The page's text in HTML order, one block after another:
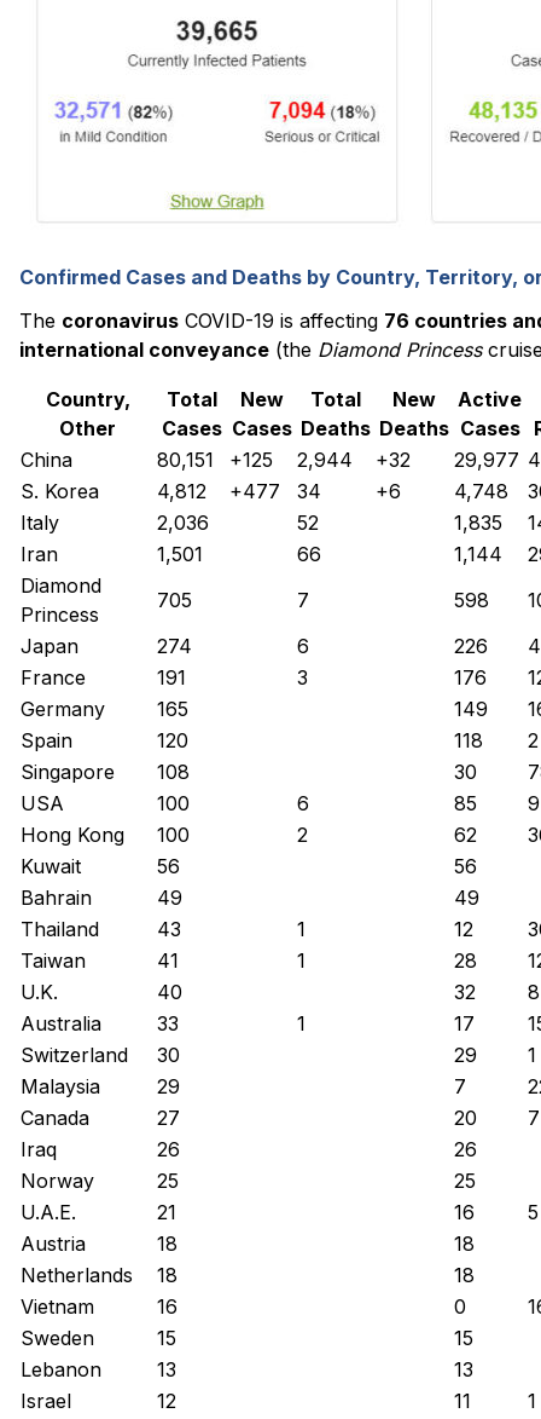
Confirmed Cases and Deaths by Country, Territory,
The coronavirus COVID-19 is affecting 76 countries
international conveyance (the Diamond Princess
Country,
Other
Total
Cases
New
Cases
Total
Deaths
New
Deaths
Active
Cases
China
80,151 +125 2,944 +32 29,977
S. Korea
4,812 +477 34 +6 4,748
Italy
2,036 52 1,835
Iran
1,501 66 1,144
Diamond
Princess
705 7 598
Japan
274 6 226
France
191 3 176
Germany
165 149
Spain
120 118
2
Singapore
108 30
USA
100 6 85
9
Hong Kong
100 2 62
Kuwait
56
56
Bahrain
49
49
Thailand
43 1 12
Taiwan
41 1 28
U.K.
40 32
8
Australia
33 1 17
Switzerland
30 29
1
Malaysia
29 7
Canada
27 20
7
Iraq
26
26
Norway
25
25
U.A.E.
21 16
5
Austria
18
18
Netherlands
18
18
Vietnam
16 0
Sweden
15
15
Lebanon
13
13
Israel
12 11
1